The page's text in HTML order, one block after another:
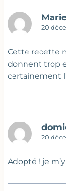
Marie
20
Cette recette
donnent trop
certainement
20
Adopté ! je